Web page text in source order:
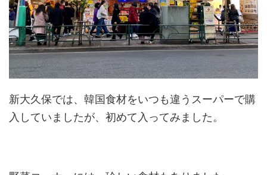
新大久保では、韓国食材をいつも違うスーパーで購
入していましたが、初めて入ってみました。